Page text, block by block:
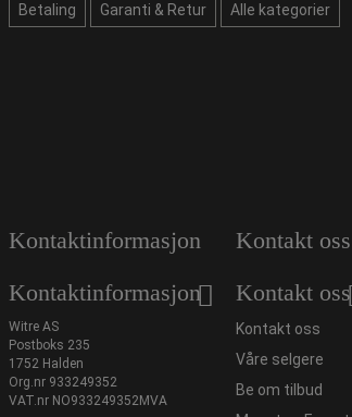
Betaling Garanti & Retur Alle kategorier
Kontaktinformasjon
Kontaktinformasjon
Witre AS
Postboks 235
1752 Halden
Org.nr 933249352
VAT.nr NO933249352MVA
Kontakt oss
Kontakt oss
Kontakt oss
Våre selgere
Be om tilbud